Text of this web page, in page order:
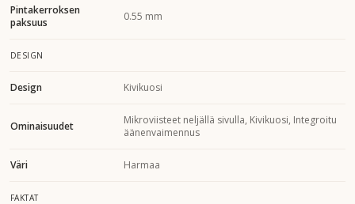
Pintakerroksen
paksuus
0.55 mm
DESIGN
Design Kivikuosi
Ominaisuudet
Mikroviisteet neljällä sivulla, Kivikuosi, Integroitu
äänenvaimennus
Väri Harmaa
FAKTAT